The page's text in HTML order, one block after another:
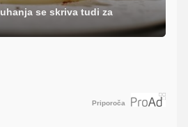
se skriva tudi za
Priporoča